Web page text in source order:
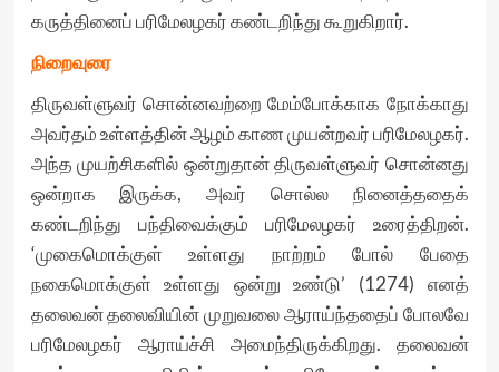
கருத்தினைப் பரிமேலழகர் கண்டறிந்து கூறுகிறார்.
நிறைவுரை
திருவள்ளுவர் சொன்னவற்றை மேம்போக்காக நோக்காது
அவர்தம் உள்ளத்தின் ஆழம் காண முயன்றவர் பரிமேலழகர்.
அந்த முயற்சிகளில் ஒன்றுதான் திருவள்ளுவர் சொன்னது
ஒன்றாக இருக்க, அவர் சொல்ல நினைத்ததைக்
கண்டறிந்து பந்திவைக்கும் பரிமேலழகர் உரைத்திறன்.
‘முகைமொக்குள் உள்ளது நாற்றம் போல் பேதை
நகைமொக்குள் உள்ளது ஒன்று உண்டு’ (1274) எனத்
தலைவன் தலைவியின் முறுவலை ஆராய்ந்ததைப் போலவே
பரிமேலழகர் ஆராய்ச்சி அமைந்திருக்கிறது. தலைவன்